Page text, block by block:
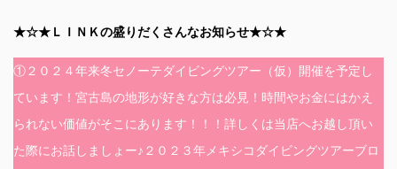
★☆★ＬＩＮＫの盛りだくさんなお知らせ★☆★
①２０２４年来冬セノーテダイビングツアー（仮）開催を予定し
ています！宮古島の地形が好きな方は必見！時間やお金にはかえ
られない価値がそこにあります！！！詳しくは当店へお越し頂い
た際にお話しましょー♪２０２３年メキシコダイビングツアーブロ